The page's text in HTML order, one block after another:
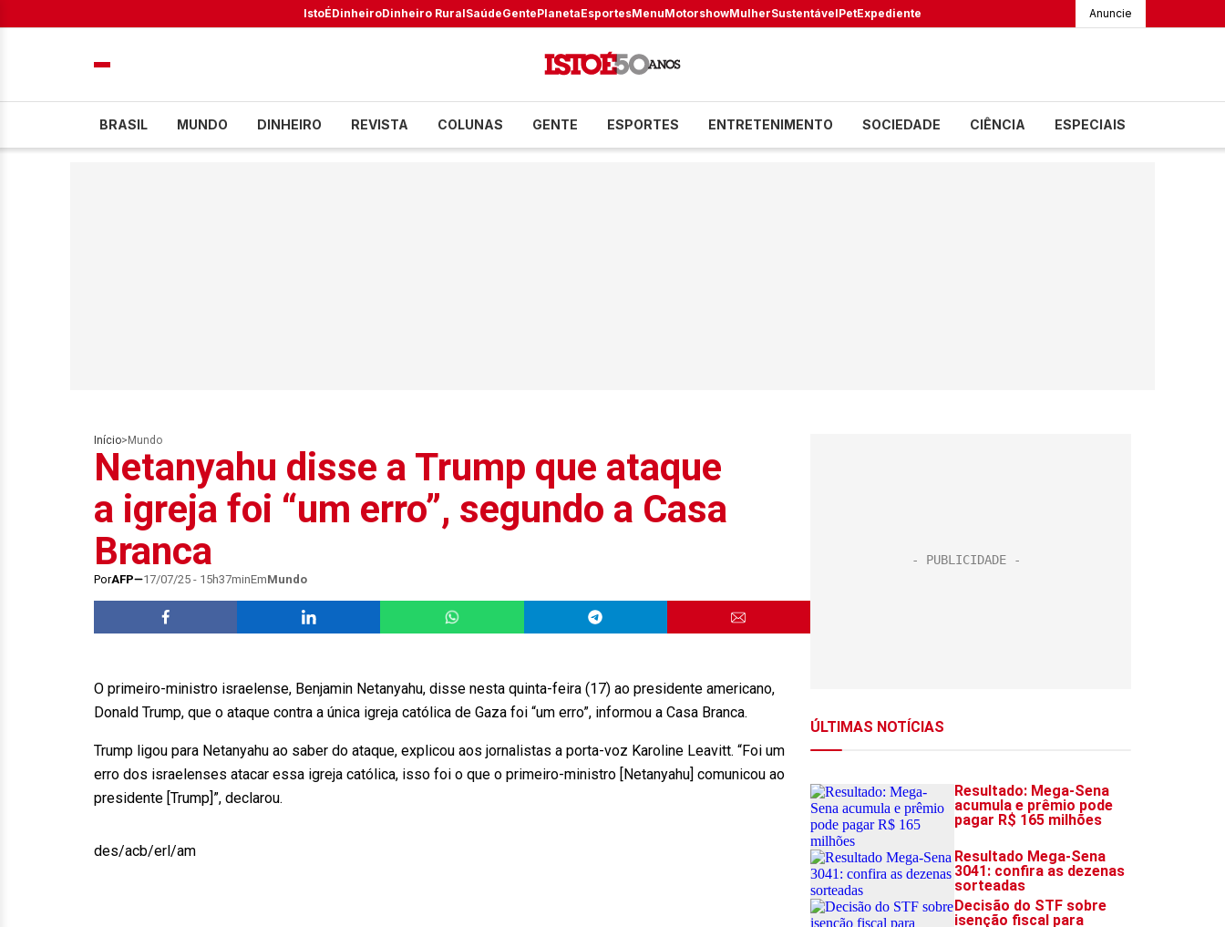
IstoÉDinheiroDinheiro RuralSaúdeGentePlanetaEsportesMenuMotorshowMulherSustentávelPetExpediente Anuncie
BRASIL MUNDO DINHEIRO REVISTA COLUNAS GENTE ESPORTES ENTRETENIMENTO SOCIEDADE CIÊNCIA ESPECIAIS
Início> Mundo
Netanyahu disse a Trump que ataque
a igreja foi “um erro”, segundo a Casa
Branca
PorAFP 17/07/25 - 15h37minEmMundo
O primeiro-ministro israelense, Benjamin Netanyahu, disse nesta quinta-feira (17) ao presidente americano,
Donald Trump, que o ataque contra a única igreja católica de Gaza foi “um erro”, informou a Casa Branca.
Trump ligou para Netanyahu ao saber do ataque, explicou aos jornalistas a porta-voz Karoline Leavitt. “Foi um
erro dos israelenses atacar essa igreja católica, isso foi o que o primeiro-ministro [Netanyahu] comunicou ao
presidente [Trump]”, declarou.
des/acb/erl/am